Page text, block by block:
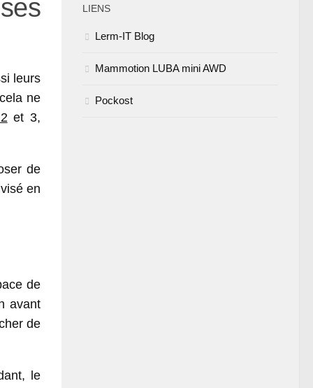
leurs
ne
et 3,
de
en
de
avant
de
le
LIENS
Lerm-IT Blog
Mammotion LUBA mini AWD
Pockost